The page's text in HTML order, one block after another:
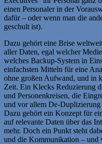
einen Personaler in der
dafür – oder wenn man die
geschult ist).
Dazu gehört eine Brise
aller Daten, egal welcher
welches Backup-System in
einfachsten Mitteln für eine
ohne großen Aufwand, und in
Zeit. Ein Klecks Reduzierung
und Personenkreisen, die
und vor allem De-Duplizierung
Dazu gehört ein Konzept für
auf relevante Daten über das
mehr. Doch ein Punkt steht
und die Kommunikation – und